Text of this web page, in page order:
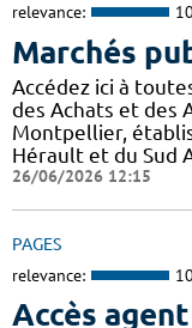
relevance:
Marchés
Accédez ici à
des Achats et des
Montpellier,
Hérault et du Sud
26/06/2026 12:15
PAGES
relevance:
Accès agent